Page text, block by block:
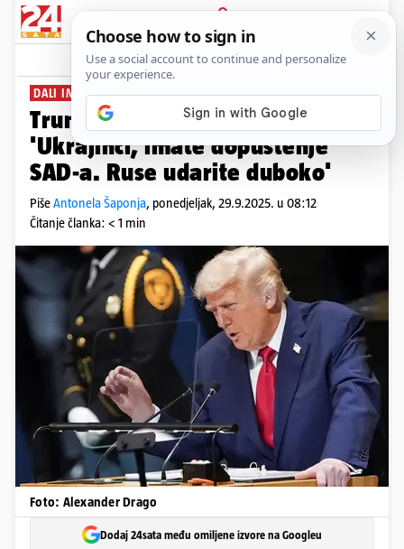
PRIJAVA
News Komentari
DALI IM ZELENO SVJETLO
Trumpov savjetnik potvrdio:
'Ukrajinci, imate dopuštenje
SAD-a. Ruse udarite duboko'
PišeAntonela Šaponja, ponedjeljak, 29.9.2025. u 08:12
Čitanje članka: < 1 min
Foto: Alexander Drago
Dodaj 24sata među omiljene izvore na Googleu